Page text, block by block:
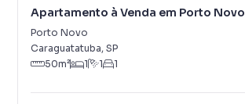
Apartamento à Venda em Porto Novo
Porto Novo
Caraguatatuba, SP
50m² 1 1 1